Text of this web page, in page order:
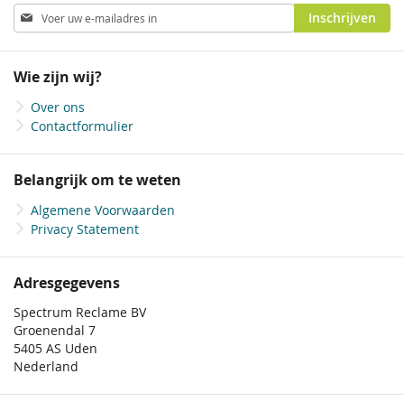
Abonneer
u
op
nieuwsbrief
Inschrijven
Wie zijn wij?
Over ons
Contactformulier
Belangrijk om te weten
Algemene Voorwaarden
Privacy Statement
Adresgegevens
Spectrum Reclame BV
Groenendal 7
5405 AS Uden
Nederland